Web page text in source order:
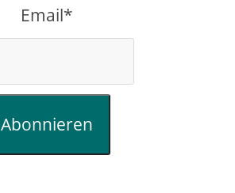
Email*
Abonnieren